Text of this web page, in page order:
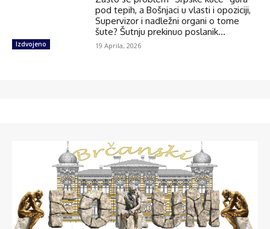
Izdvojeno
pod tepih, a Bošnjaci u vlasti i opoziciji,
Supervizor i nadležni organi o tome
šute? Šutnju prekinuo poslanik...
19 Aprila, 2026